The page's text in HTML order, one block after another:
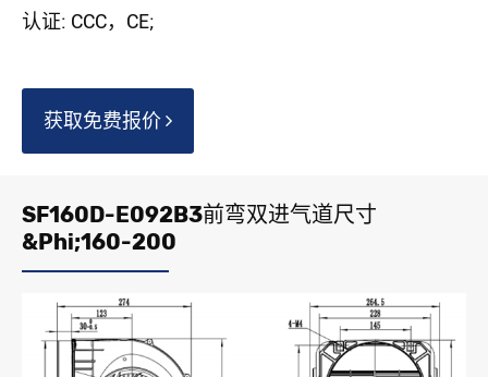
认证: CCC，CE;
获取免费报价
SF160D-E092B3前弯双进气道尺寸
&Phi;160-200